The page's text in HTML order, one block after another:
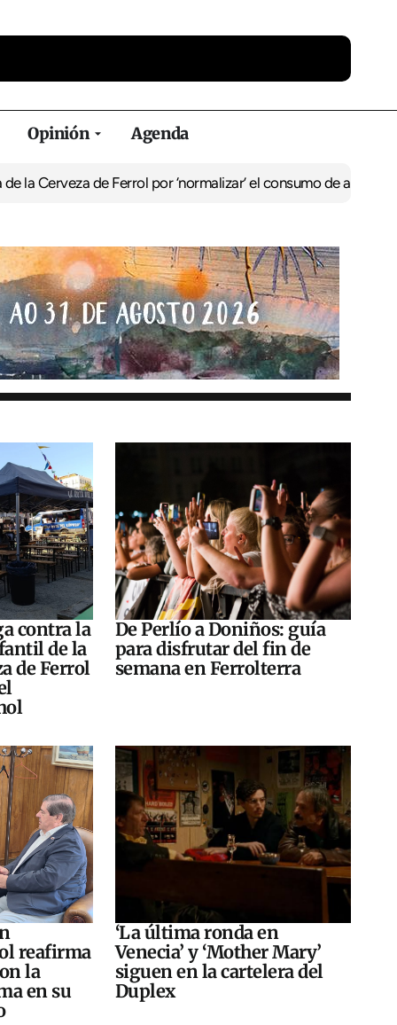
Opinión Agenda
Ferrol por ‘normalizar’ el consumo de alcoholDe Perlío a
contra la
de la
de Ferrol
De Perlío a Doniños: guía
para disfrutar del fin de
semana en Ferrolterra
reafirma
la
en su
‘La última ronda en
Venecia’ y ‘Mother Mary’
siguen en la cartelera del
Duplex